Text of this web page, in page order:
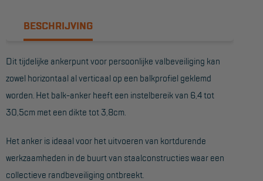
Reddingsmiddelen
ACTIES
CombiDeals
MAATWERK
VERHUUR
Steigers
BESCHRIJVING
Dit tijdelijke ankerpunt voor persoonlijke valbeveiliging kan
zowel horizontaal al verticaal op een balkprofiel geklemd
worden. Het balk-anker heeft een instelbereik van 6,4 tot
30,5cm met een dikte tot 3,8cm.
Het anker is ideaal voor het uitvoeren van kortdurende
werkzaamheden in de buurt van staalconstructies waar een
collectieve randbeveiliging ontbreekt.